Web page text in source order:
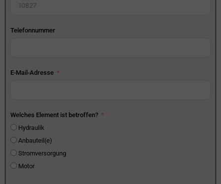
Telefonnummer
E-Mail-Adresse
Welches Element ist betroffen?
Hydraulik
Anbauteil(e)
Stromversorgung
Motor